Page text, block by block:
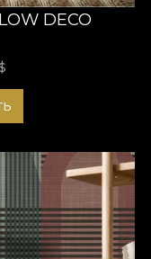
DECO